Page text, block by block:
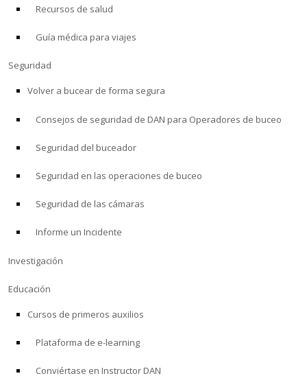
Tienda
Alert Diver
PROGRAMAS PROFESIONALES
Recursos de salud
Guía médica para viajes
Seguridad
Volver a bucear de forma segura
Consejos de seguridad de DAN para Operadores de buceo
Seguridad del buceador
Seguridad en las operaciones de buceo
Seguridad de las cámaras
Informe un Incidente
Investigación
Educación
Cursos de primeros auxilios
Plataforma de e-learning
Conviértase en Instructor DAN